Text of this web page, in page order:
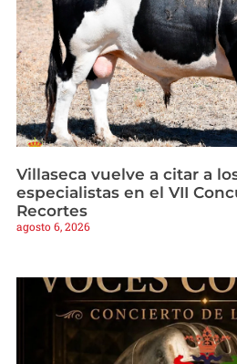
Villaseca vuelve a citar a
especialistas en el VII
Recortes
agosto 6, 2026